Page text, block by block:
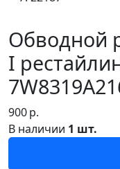
Обводной
I
900р.
В наличии 1 шт.